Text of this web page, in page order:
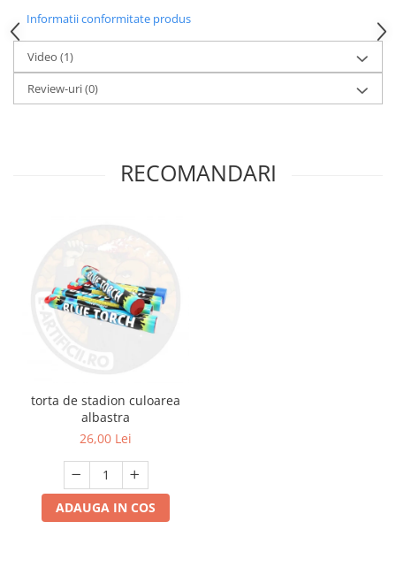
Informatii conformitate produs
Video (1)
Review-uri(0)
RECOMANDARI
torta de stadion culoarea
albastra
26,00 Lei
ADAUGA IN COS